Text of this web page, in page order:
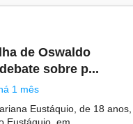
de Oswaldo
sobre p...
1 mês
Eustáquio, de 18 anos,
Eustáquio, em...